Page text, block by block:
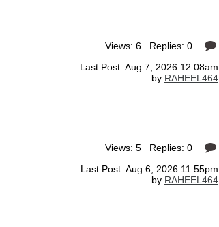
Views: 6 Replies: 0
Last Post: Aug 7, 2026 12:08am
by RAHEEL464
Views: 5 Replies: 0
Last Post: Aug 6, 2026 11:55pm
by RAHEEL464